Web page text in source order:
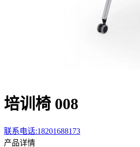
培训椅 008
联系电话:18201688173
产品详情